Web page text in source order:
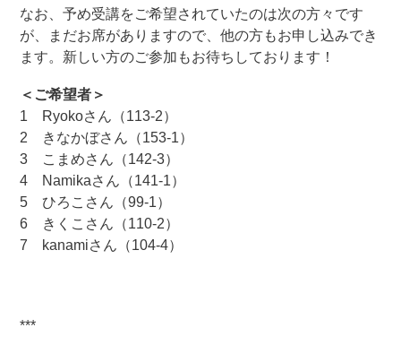
なお、予め受講をご希望されていたのは次の方々です
が、まだお席がありますので、他の方もお申し込みでき
ます。新しい方のご参加もお待ちしております！
＜ご希望者＞
1 Ryokoさん（113-2）
2 きなかぼさん（153-1）
3 こまめさん（142-3）
4 Namikaさん（141-1）
5 ひろこさん（99-1）
6 きくこさん（110-2）
7 kanamiさん（104-4）
***